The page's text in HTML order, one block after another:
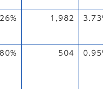
1,982 3.73%
504 0.95%